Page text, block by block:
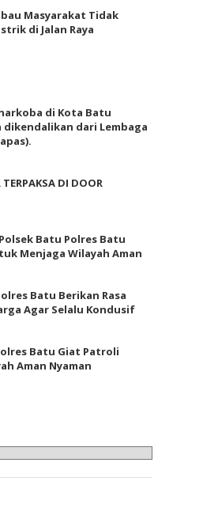
Masyarakat Tidak
di Jalan Raya
di Kota Batu
dikendalikan dari Lembaga
DI DOOR
Batu Polres Batu
Menjaga Wilayah Aman
Batu Berikan Rasa
Agar Selalu Kondusif
Batu Giat Patroli
Aman Nyaman